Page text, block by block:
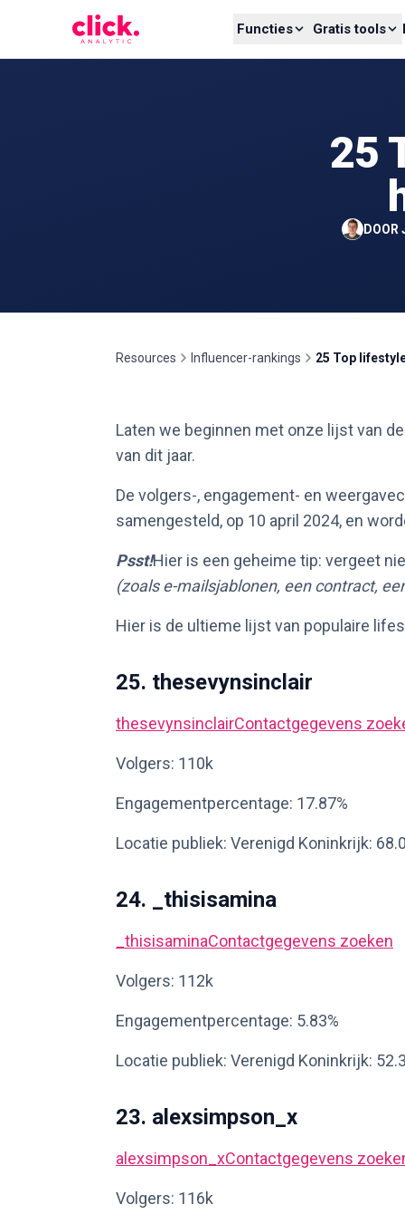
Functies Gratis tools
25
DOOR
Resources Influencer-rankings 25 Top
Laten we beginnen met onze lijst van
van dit jaar.
De volgers-, engagement- en
samengesteld, op 10 april 2024, en
Psst!Hier is een geheime tip: vergeet
(zoals e-mailsjablonen, een contract,
Hier is de ultieme lijst van populaire
25. thesevynsinclair
thesevynsinclairContactgegevens
Volgers: 110k
Engagementpercentage: 17.87%
Locatie publiek: Verenigd Koninkrijk:
24. _thisisamina
_thisisaminaContactgegevens zoeken
Volgers: 112k
Engagementpercentage: 5.83%
Locatie publiek: Verenigd Koninkrijk:
23. alexsimpson_x
alexsimpson_xContactgegevens
Volgers: 116k